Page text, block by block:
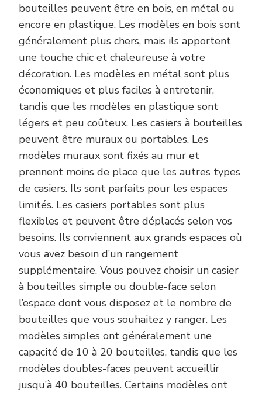
bouteilles peuvent être en bois, en métal ou
encore en plastique. Les modèles en bois sont
généralement plus chers, mais ils apportent
une touche chic et chaleureuse à votre
décoration. Les modèles en métal sont plus
économiques et plus faciles à entretenir,
tandis que les modèles en plastique sont
légers et peu coûteux. Les casiers à bouteilles
peuvent être muraux ou portables. Les
modèles muraux sont fixés au mur et
prennent moins de place que les autres types
de casiers. Ils sont parfaits pour les espaces
limités. Les casiers portables sont plus
flexibles et peuvent être déplacés selon vos
besoins. Ils conviennent aux grands espaces où
vous avez besoin d’un rangement
supplémentaire. Vous pouvez choisir un casier
à bouteilles simple ou double-face selon
l’espace dont vous disposez et le nombre de
bouteilles que vous souhaitez y ranger. Les
modèles simples ont généralement une
capacité de 10 à 20 bouteilles, tandis que les
modèles doubles-faces peuvent accueillir
jusqu’à 40 bouteilles. Certains modèles ont